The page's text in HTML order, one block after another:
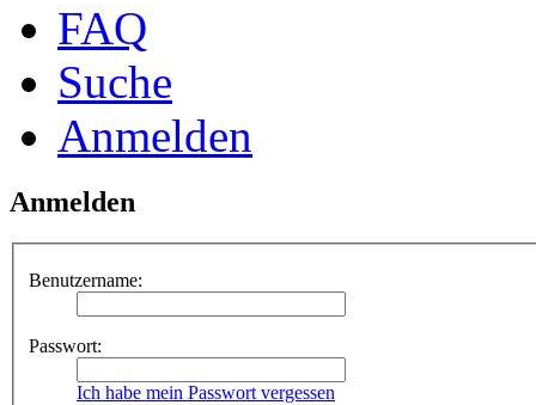
FAQ
Suche
Anmelden
Anmelden
Benutzername:
Passwort:
Ich habe mein Passwort vergessen